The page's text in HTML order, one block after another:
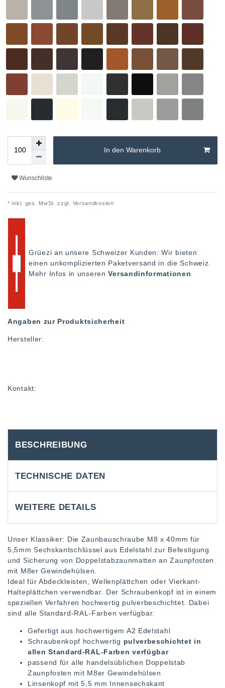
In den Warenkorb
Wunschliste
* inkl. ges. MwSt. zzgl. Versandkosten
Grüezi an unsere Schweizer Kunden: Wir bieten
einen unkomplizierten Paketversand in die Schweiz.
Mehr Infos in unserenVersandinformationen
Angaben zur Produktsicherheit
Hersteller:
Kontakt:
BESCHREIBUNG
TECHNISCHE DATEN
WEITERE DETAILS
Unser Klassiker: Die Zaunbauschraube M8 x 40mm für
5,5mm Sechskantschlüssel aus Edelstahl zur Befestigung
und Sicherung von Doppelstabzaunmatten an Zaunpfosten
mit M8er Gewindehülsen.
Ideal für Abdeckleisten, Wellenplättchen oder Vierkant-
Halteplättchen verwendbar. Der Schraubenkopf ist in einem
speziellen Verfahren hochwertig pulverbeschichtet. Dabei
sind alle Standard-RAL-Farben verfügbar.
Gefertigt aus hochwertigem A2 Edelstahl
Schraubenkopf hochwertig pulverbeschichtet in
allen Standard-RAL-Farben verfügbar
passend für alle handelsüblichen Doppelstab
Zaunpfosten mit M8er Gewindehülsen
Linsenkopf mit 5,5 mm Innensechskant